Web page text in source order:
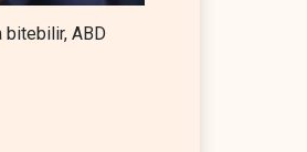
bitebilir, ABD